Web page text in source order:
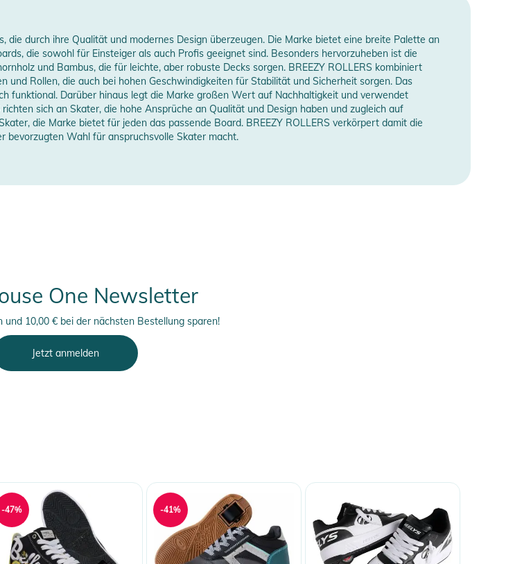
die durch ihre Qualität und modernes Design überzeugen. Die Marke bietet eine breite Palette an
die sowohl für Einsteiger als auch Profis geeignet sind. Besonders hervorzuheben ist die
und Bambus, die für leichte, aber robuste Decks sorgen. BREEZY ROLLERS kombiniert
und Rollen, die auch bei hohen Geschwindigkeiten für Stabilität und Sicherheit sorgen. Das
funktional. Darüber hinaus legt die Marke großen Wert auf Nachhaltigkeit und verwendet
sich an Skater, die hohe Ansprüche an Qualität und Design haben und zugleich auf
die Marke bietet für jeden das passende Board. BREEZY ROLLERS verkörpert damit die
bevorzugten Wahl für anspruchsvolle Skater macht.
One Newsletter
und 10,00 € bei der nächsten Bestellung sparen!
Jetzt anmelden
-47% -41%